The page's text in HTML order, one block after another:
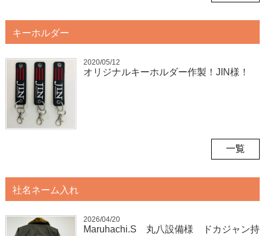
キーホルダー
2020/05/12
オリジナルキーホルダー作製！JIN様！
一覧
社名ネーム入れ
2026/04/20
Maruhachi.S 丸八設備様 ドカジャン持